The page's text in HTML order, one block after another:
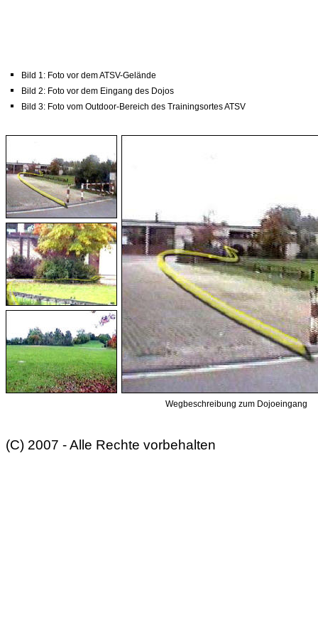
Bild 1: Foto vor dem ATSV-Gelände
Bild 2: Foto vor dem Eingang des Dojos
Bild 3: Foto vom Outdoor-Bereich des Trainingsortes ATSV
Wegbeschreibung zum Dojoeingang
(C) 2007 - Alle Rechte vorbehalten